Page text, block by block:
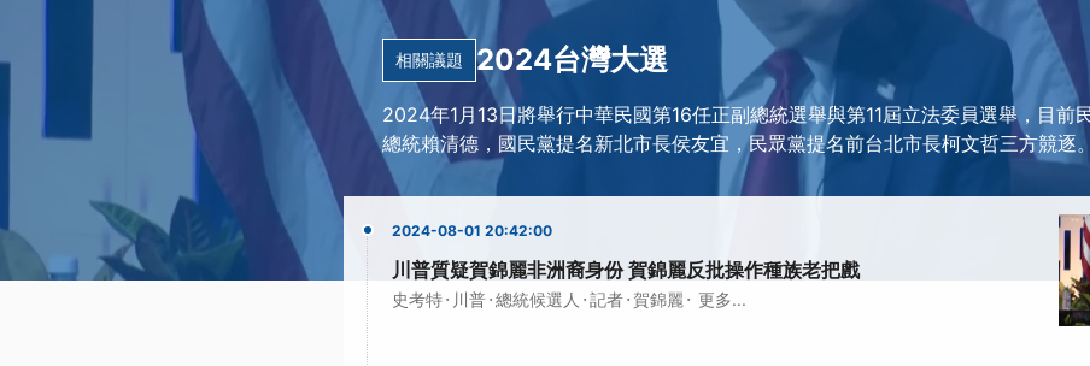
相關議題 2024台灣大選
2024年1月13日將舉行中華民國第16任正副總統選舉與第11屆立法委員選舉，目前
總統賴清德，國民黨提名新北市長侯友宜，民眾黨提名前台北市長柯文哲三方競逐。
2024-08-01 20:42:00
川普質疑賀錦麗非洲裔身份 賀錦麗反批操作種族老把戲
史考特· 川普·總統候選人 ·記者· 賀錦麗 · 更多...